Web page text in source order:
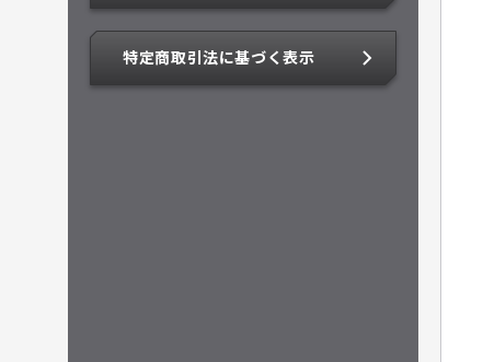
特定商取引法に基づく表示